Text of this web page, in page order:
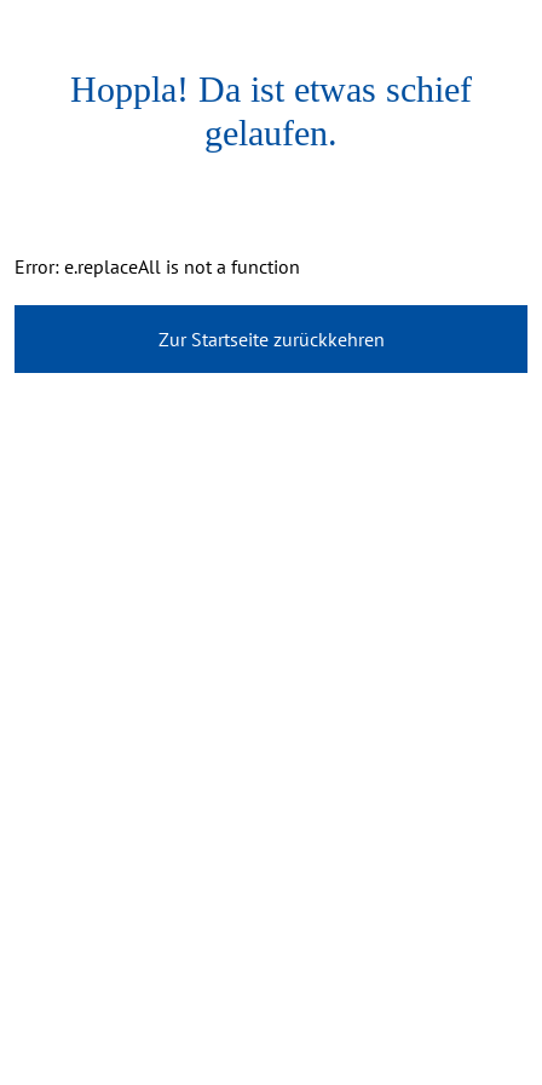
Hoppla! Da ist etwas schief
gelaufen.
Error: e.replaceAll is not a function
Zur Startseite zurückkehren